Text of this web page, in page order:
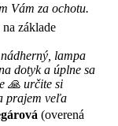
Vám za ochotu.
základe
lampa
dotyk a úplne sa
🙏 určite si
prajem veľa
(overená